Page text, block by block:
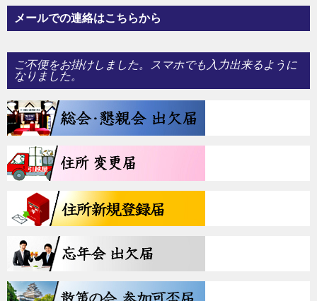
メールでの連絡はこちらから
ご不便をお掛けしました。スマホでも入力出来るように
なりました。